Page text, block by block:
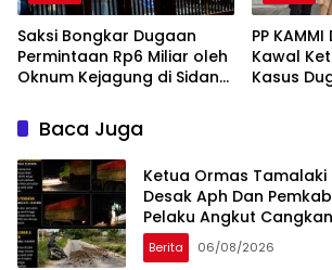
Saksi Bongkar Dugaan
Permintaan Rp6 Miliar oleh
Oknum Kejagung di Sidang
PP
Kawal
Kasus
Baca Juga
Ketua Ormas
Desak Aph Dan
Pelaku Angkut
Overload, Truk PT KAP
Umum
Berita 06/08/2026